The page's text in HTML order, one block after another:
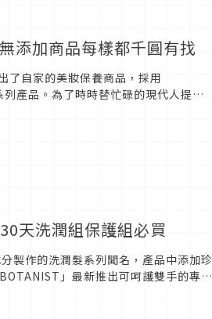
添加商品每樣都千圓有找
了自家的美妝保養商品，採用
產品。為了時時替忙碌的現代人提供
天洗潤組保護組必買
製作的洗潤髮系列聞名，產品中添加珍
」最新推出可呵護雙手的專用